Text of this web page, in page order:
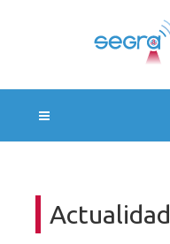
Actualidad